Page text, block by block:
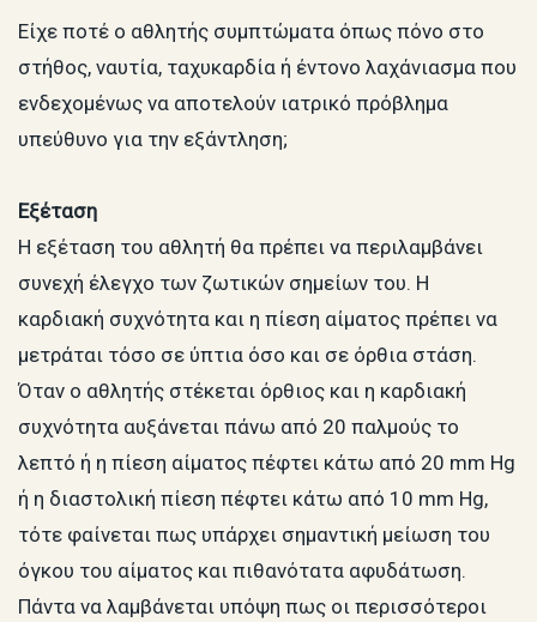
Είχε ποτέ ο αθλητής συμπτώματα όπως πόνο στο
στήθος, ναυτία, ταχυκαρδία ή έντονο λαχάνιασμα που
ενδεχομένως να αποτελούν ιατρικό πρόβλημα
υπεύθυνο για την εξάντληση;
Εξέταση
Η εξέταση του αθλητή θα πρέπει να περιλαμβάνει
συνεχή έλεγχο των ζωτικών σημείων του. Η
καρδιακή συχνότητα και η πίεση αίματος πρέπει να
μετράται τόσο σε ύπτια όσο και σε όρθια στάση.
Όταν ο αθλητής στέκεται όρθιος και η καρδιακή
συχνότητα αυξάνεται πάνω από 20 παλμούς το
λεπτό ή η πίεση αίματος πέφτει κάτω από 20 mm Hg
ή η διαστολική πίεση πέφτει κάτω από 10 mm Hg,
τότε φαίνεται πως υπάρχει σημαντική μείωση του
όγκου του αίματος και πιθανότατα αφυδάτωση.
Πάντα να λαμβάνεται υπόψη πως οι περισσότεροι